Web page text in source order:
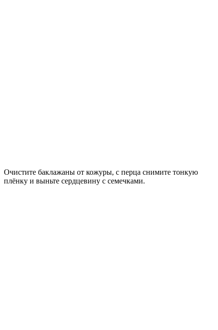
Очистите баклажаны от кожуры, с перца снимите тонкую
плёнку и выньте сердцевину с семечками.